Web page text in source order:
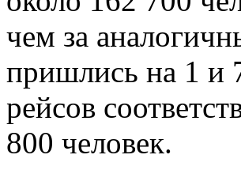
чем за
пришлись на 1 и
рейсов
800 человек.